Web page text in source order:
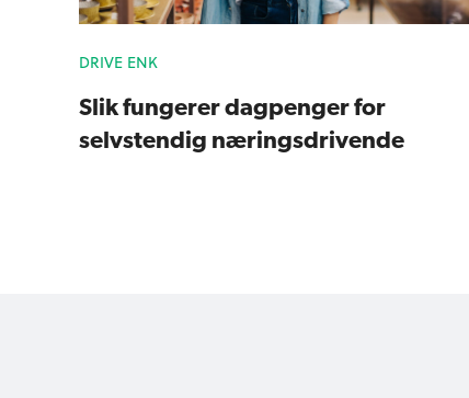
DRIVE ENK
Slik fungerer dagpenger for
selvstendig næringsdrivende